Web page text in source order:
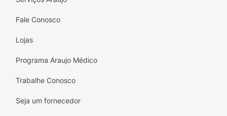
Fale Conosco
Lojas
Programa Araujo Médico
Trabalhe Conosco
Seja um fornecedor